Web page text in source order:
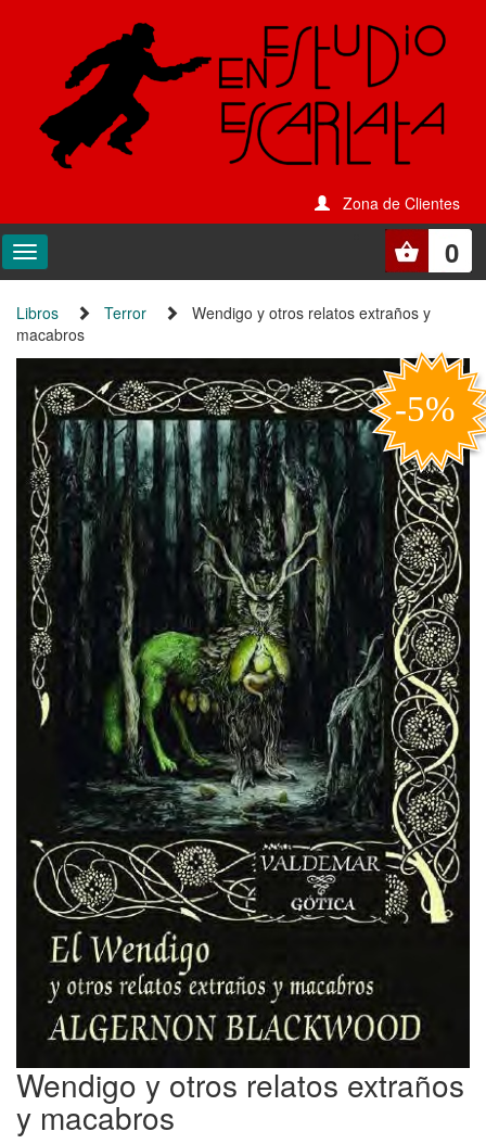
Zona de Clientes
0
Libros Terror
Wendigo y otros relatos extraños y
macabros
Wendigo y otros relatos extraños
y macabros